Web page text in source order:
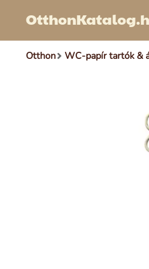
Otthon WC-papír tartók &